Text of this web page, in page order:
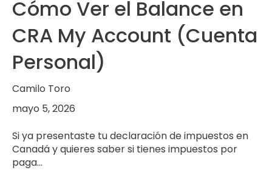
Cómo Ver el Balance en
CRA My Account (Cuenta
Personal)
Camilo Toro
mayo 5, 2026
Si ya presentaste tu declaración de impuestos en
Canadá y quieres saber si tienes impuestos por
paga...